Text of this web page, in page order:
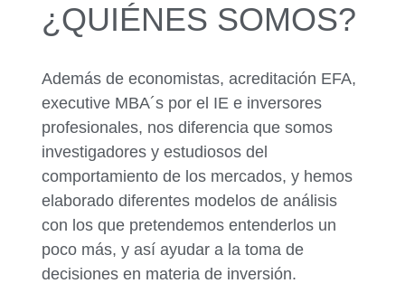
¿QUIÉNES SOMOS?
Además de economistas, acreditación EFA,
executive MBA´s por el IE e inversores
profesionales, nos diferencia que somos
investigadores y estudiosos del
comportamiento de los mercados, y hemos
elaborado diferentes modelos de análisis
con los que pretendemos entenderlos un
poco más, y así ayudar a la toma de
decisiones en materia de inversión.